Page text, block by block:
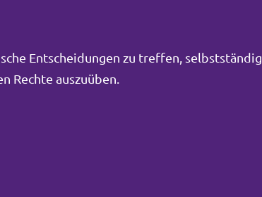
Entscheidungen zu treffen, selbstständig
Rechte auszuüben.